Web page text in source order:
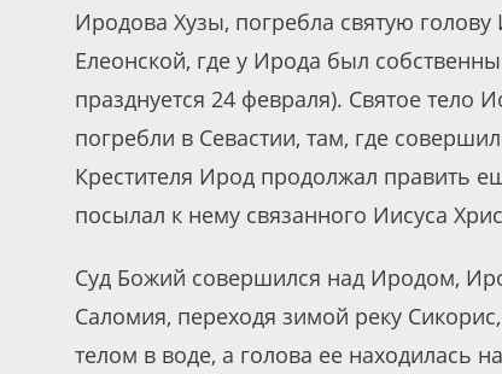
Иродова Хузы, погребла святую
Елеонской, где у Ирода был
празднуется 24 февраля). Святое тело
погребли в Севастии, там, где
Крестителя Ирод продолжал править
посылал к нему связанного Иисуса
Суд Божий совершился над Иродом,
Саломия, переходя зимой реку
телом в воде, а голова ее находилась